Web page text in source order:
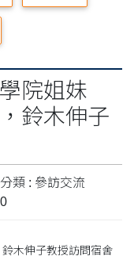
院姐妹
鈴木伸子
分類 : 參訪交流
木伸子教授訪問宿舍